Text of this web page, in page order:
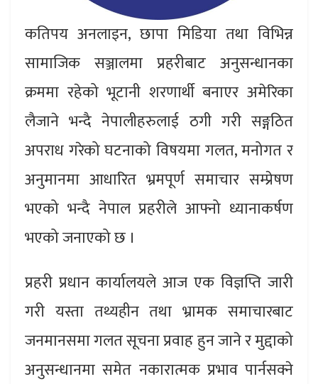
कतिपय अनलाइन, छापा मिडिया तथा विभिन्न
सामाजिक सञ्जालमा प्रहरीबाट अनुसन्धानका
क्रममा रहेको भूटानी शरणार्थी बनाएर अमेरिका
लैजाने भन्दै नेपालीहरुलाई ठगी गरी सङ्गठित
अपराध गरेको घटनाको विषयमा गलत, मनोगत र
अनुमानमा आधारित भ्रमपूर्ण समाचार सम्प्रेषण
भएको भन्दै नेपाल प्रहरीले आफ्नो ध्यानाकर्षण
भएको जनाएको छ ।
प्रहरी प्रधान कार्यालयले आज एक विज्ञप्ति जारी
गरी यस्ता तथ्यहीन तथा भ्रामक समाचारबाट
जनमानसमा गलत सूचना प्रवाह हुन जाने र मुद्दाको
अनुसन्धानमा समेत नकारात्मक प्रभाव पार्नसक्ने